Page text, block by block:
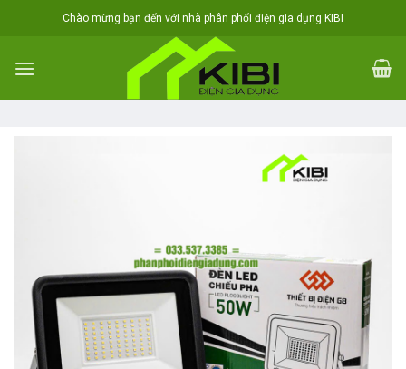
Chào mừng bạn đến với nhà phân phối điện gia dụng KIBI